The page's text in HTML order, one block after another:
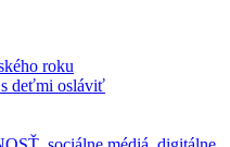
roku
deťmi osláviť